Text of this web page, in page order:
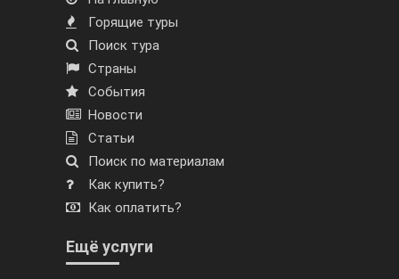
Горящие туры
Поиск тура
Страны
События
Новости
Статьи
Поиск по материалам
Как купить?
Как оплатить?
Ещё услуги